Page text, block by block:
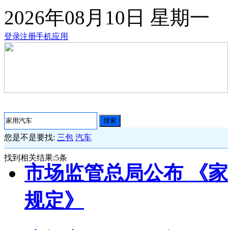
2026年08月10日 星期一
登录注册手机应用
搜索
您是不是要找: 三包 汽车
找到相关结果:5条
市场监管总局公布 《
规定》